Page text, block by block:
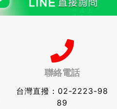
聯絡電話
台灣直撥： 02-2223-98
89